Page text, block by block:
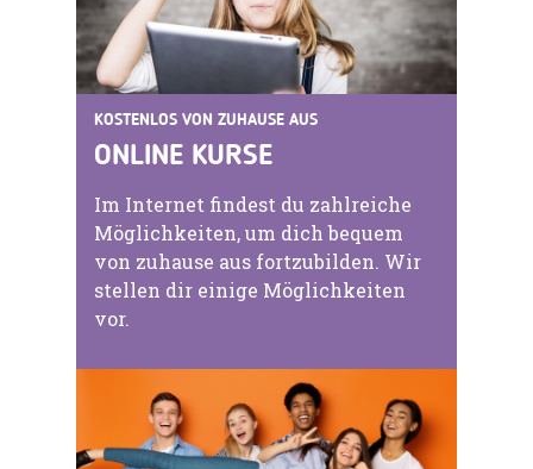
KOSTENLOS VON ZUHAUSE AUS
ONLINE KURSE
Im Internet findest du zahlreiche
Möglichkeiten, um dich bequem
von zuhause aus fortzubilden. Wir
stellen dir einige Möglichkeiten
vor.